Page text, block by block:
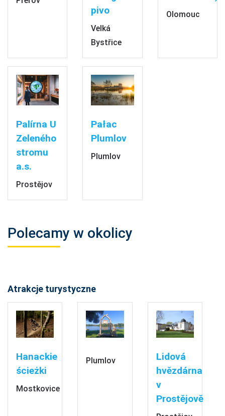
pivo
Velká
Bystřice
Olomouc
Palírna U
Zeleného
stromu
a.s.
Prostějov
Pałac
Plumlov
Plumlov
Polecamy w okolicy
Atrakcje turystyczne
Hanackie
ścieżki
Mostkovice
Plumlov
Lidová
hvězdárna
v
Prostějově